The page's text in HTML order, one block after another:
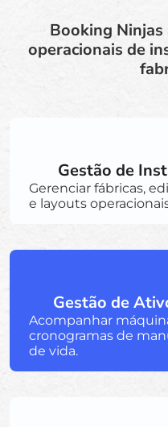
Booking Ninjas
operacionais de
Gestão de
Gerenciar fábricas,
e layouts
Gestão de
Acompanhar
cronogramas de
de vida.